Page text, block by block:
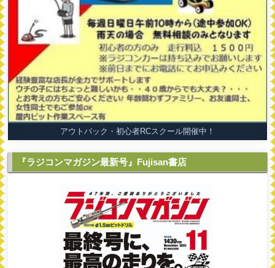
アウトバック・初心者RCスクール開催中！
『ラジコンマガジン最新号』Fujisan書店